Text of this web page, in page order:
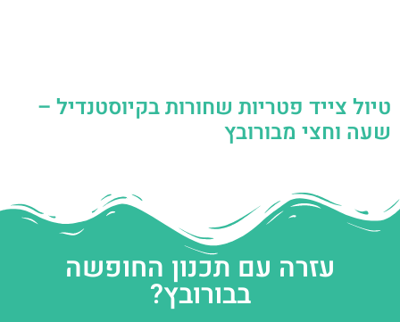
טיול צייד פטריות שחורות בקיוסטנדיל –
שעה וחצי מבורובץ
עזרה עם תכנון החופשה
בבורובץ?